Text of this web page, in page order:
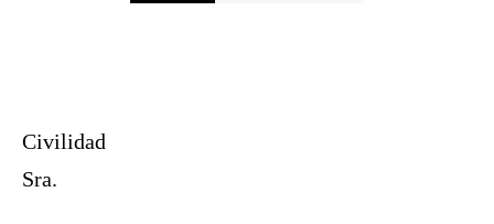
Civilidad
Sra.